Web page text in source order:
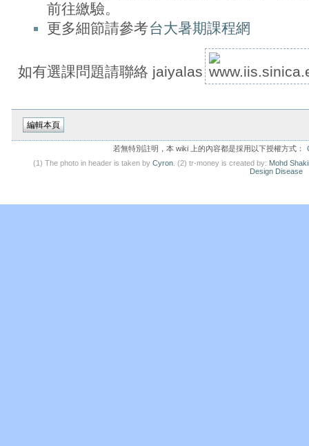
前往繳驗。
更多細節請參考台大暑期課程網
如有選課問題請聯絡 jaiyalas
若無特別註明，本 wiki 上的內容都是採用以下授權方式：
(1) The photo in header is taken by Cyron . (2) tr-money is created by: Mohd
Design Disease